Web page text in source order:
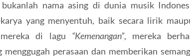
nama asing di dunia musik
yang menyentuh, baik secara lirik
di lagu “Kemenangan”, mereka
perasaan dan memberikan